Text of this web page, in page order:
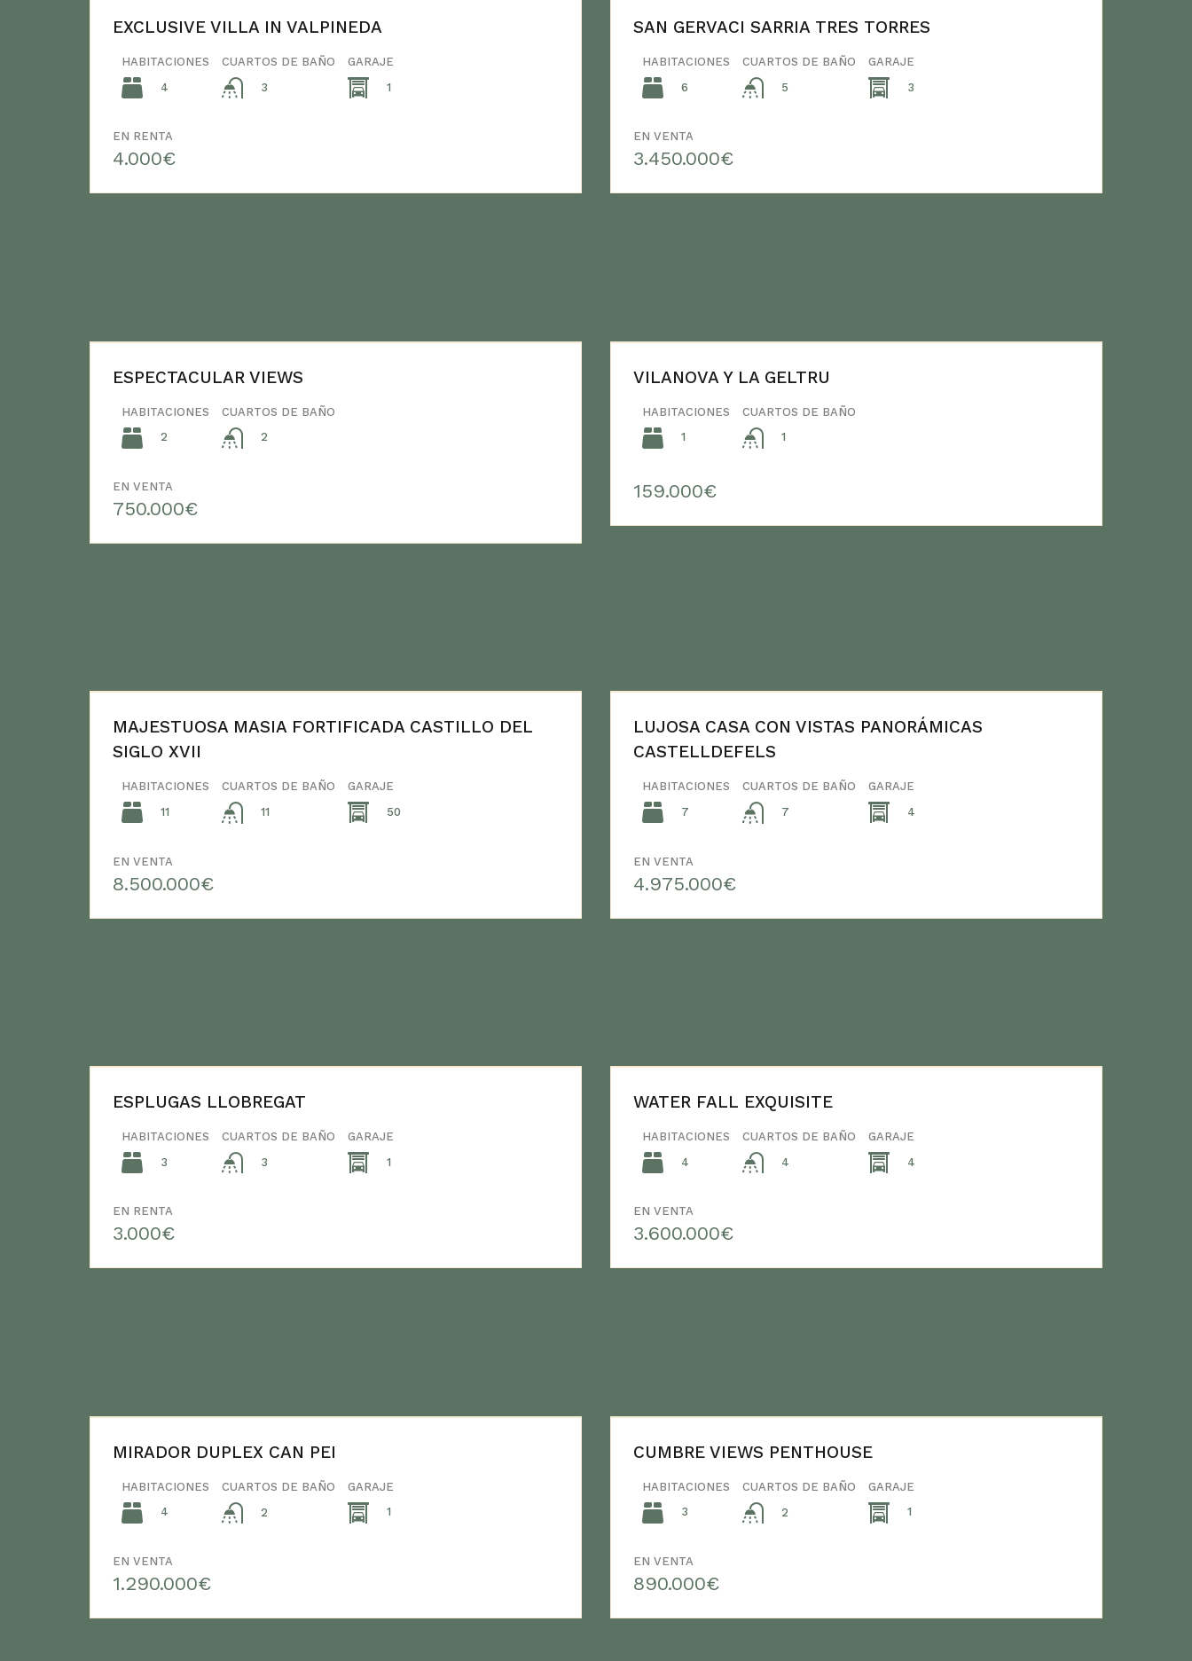
EXCLUSIVE VILLA IN VALPINEDA
HABITACIONES
4
CUARTOS DE BAÑO
3
GARAJE
1
EN RENTA
4.000€
SAN GERVACI SARRIA TRES TORRES
HABITACIONES
6
CUARTOS DE BAÑO
5
GARAJE
3
EN VENTA
3.450.000€
ESPECTACULAR VIEWS
HABITACIONES
2
CUARTOS DE BAÑO
2
EN VENTA
750.000€
VILANOVA Y LA GELTRU
HABITACIONES
1
CUARTOS DE BAÑO
1
159.000€
MAJESTUOSA MASIA FORTIFICADA CASTILLO DEL
SIGLO XVII
HABITACIONES
11
CUARTOS DE BAÑO
11
GARAJE
50
EN VENTA
8.500.000€
LUJOSA CASA CON VISTAS PANORÁMICAS
CASTELLDEFELS
HABITACIONES
7
CUARTOS DE BAÑO
7
GARAJE
4
EN VENTA
4.975.000€
ESPLUGAS LLOBREGAT
HABITACIONES
3
CUARTOS DE BAÑO
3
GARAJE
1
EN RENTA
3.000€
WATER FALL EXQUISITE
HABITACIONES
4
CUARTOS DE BAÑO
4
GARAJE
4
EN VENTA
3.600.000€
MIRADOR DUPLEX CAN PEI
HABITACIONES
4
CUARTOS DE BAÑO
2
GARAJE
1
EN VENTA
1.290.000€
CUMBRE VIEWS PENTHOUSE
HABITACIONES
3
CUARTOS DE BAÑO
2
GARAJE
1
EN VENTA
890.000€